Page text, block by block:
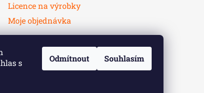
s
Odmítnout Souhlasím
Licence na výrobky
Moje objednávka